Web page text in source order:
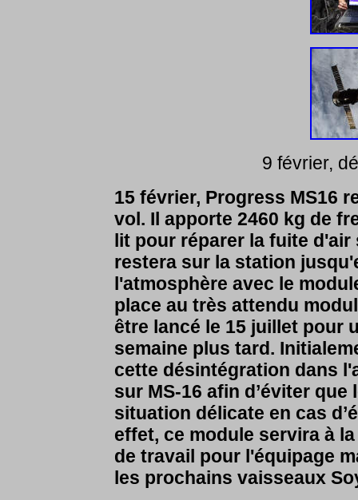
9 février,
15 février, Progress MS16
vol. Il apporte 2460 kg de
lit pour réparer la fuite d'air
restera sur la station
l'atmosphère avec le
place au très attendu
être lancé le 15 juillet pour
semaine plus tard.
cette désintégration dans
sur MS-16 afin d’éviter
situation délicate en cas
effet, ce module servira à
de travail pour l'équipage
les prochains vaisseaux